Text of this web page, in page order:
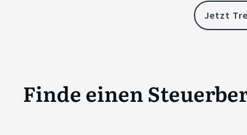
Jetzt
Finde einen